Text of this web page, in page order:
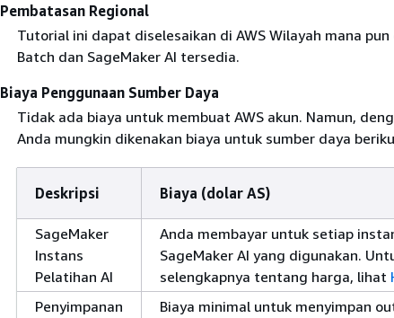
Pembatasan Regional
Tutorial ini dapat diselesaikan di AWS Wilayah mana pun
Batch dan SageMaker AI tersedia.
Biaya Penggunaan Sumber Daya
Tidak ada biaya untuk membuat AWS akun. Namun,
Anda mungkin dikenakan biaya untuk sumber daya
Deskripsi Biaya (dolar AS)
SageMaker
Instans
Pelatihan AI
Anda membayar untuk setiap
SageMaker AI yang digunakan.
selengkapnya tentang harga, lihat
Penyimpanan
Biaya minimal untuk menyimpan